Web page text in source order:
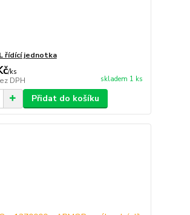
řídící jednotka
/ks
DPH skladem 1 ks
Přidat do košíku